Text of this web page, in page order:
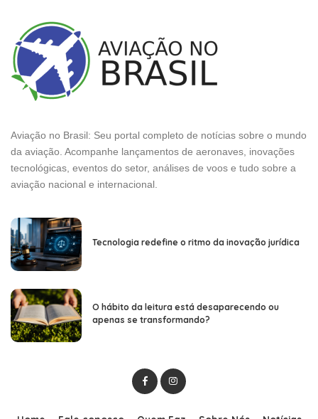
Aviação no Brasil: Seu portal completo de notícias sobre o mundo
da aviação. Acompanhe lançamentos de aeronaves, inovações
tecnológicas, eventos do setor, análises de voos e tudo sobre a
aviação nacional e internacional.
Tecnologia redefine o ritmo da inovação jurídica
O hábito da leitura está desaparecendo ou
apenas se transformando?